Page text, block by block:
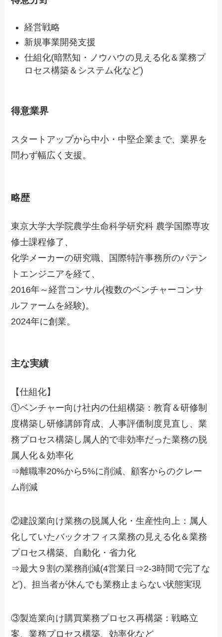
経営戦略
新規事業開発支援
仕組化(暗黙知・ノウハウの見える化＆業務プ
ロセス構築＆システム化など)
得意業界
スタートアップから中小・中堅企業まで、業界を
問わず幅広く支援。
略歴
東京大学大学院農学生命科学研究科 農学国際専攻
修士課程修了、
化学メーカーの研究職、国際特許事務所のパテン
トエンジニアを経て、
2016年～経営コンサル(複数のベンチャーコンサ
ルファームを経験)。
2024年に創業。
主な実績
【仕組化】
①ベンチャー向け社内の仕組構築：教育＆研修制
度構築し研修講師育成、人事評価制度見直し、業
務プロセス構築し属人的で非効率だった業務の脱
属人化＆効率化
⇒離職率20%から5%に削減、顧客からのクレー
ム削減
②建設業向け業務の脱属人化・生産性向上：属人
化していたバックオフィス業務の見える化＆業務
プロセス構築、自動化・省力化
⇒最大９割の業務削減(4営業日⇒2-3時間で完了な
ど)、担当者が休んでも業務止まらない状態実現
③製造業向け購買業務プロセス再構築：戦略立
案、業務プロセス構築、効率化など